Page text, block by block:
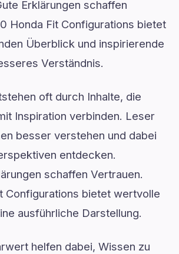
Erklärungen schaffen
Honda Fit Configurations bietet
Überblick und inspirierende
Verständnis.
oft durch Inhalte, die
Inspiration verbinden. Leser
besser verstehen und dabei
entdecken.
schaffen Vertrauen.
Configurations bietet wertvolle
ausführliche Darstellung.
helfen dabei, Wissen zu